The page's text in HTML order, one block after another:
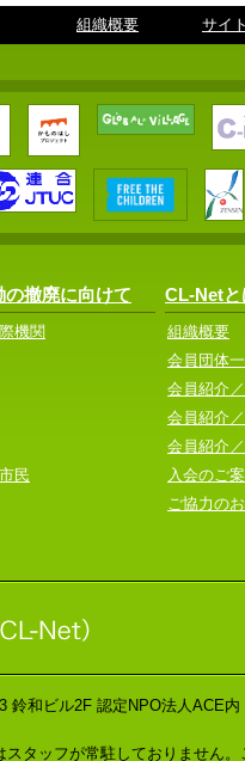
組織概要 サイ
の撤廃に向けて
機関
民
CL-Netと
組織概要
会員団体
会員紹介
会員紹介
会員紹介
入会のご
ご協力の
鈴和ビル2F 認定NPO法人ACE内
タッフが常駐しておりません